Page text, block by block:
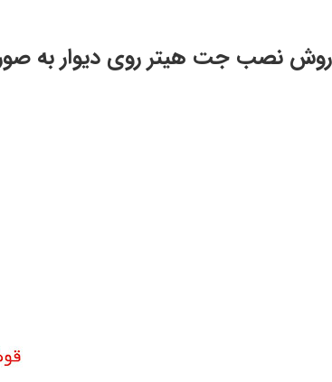
روش نصب جت هیتر روی دیوار به